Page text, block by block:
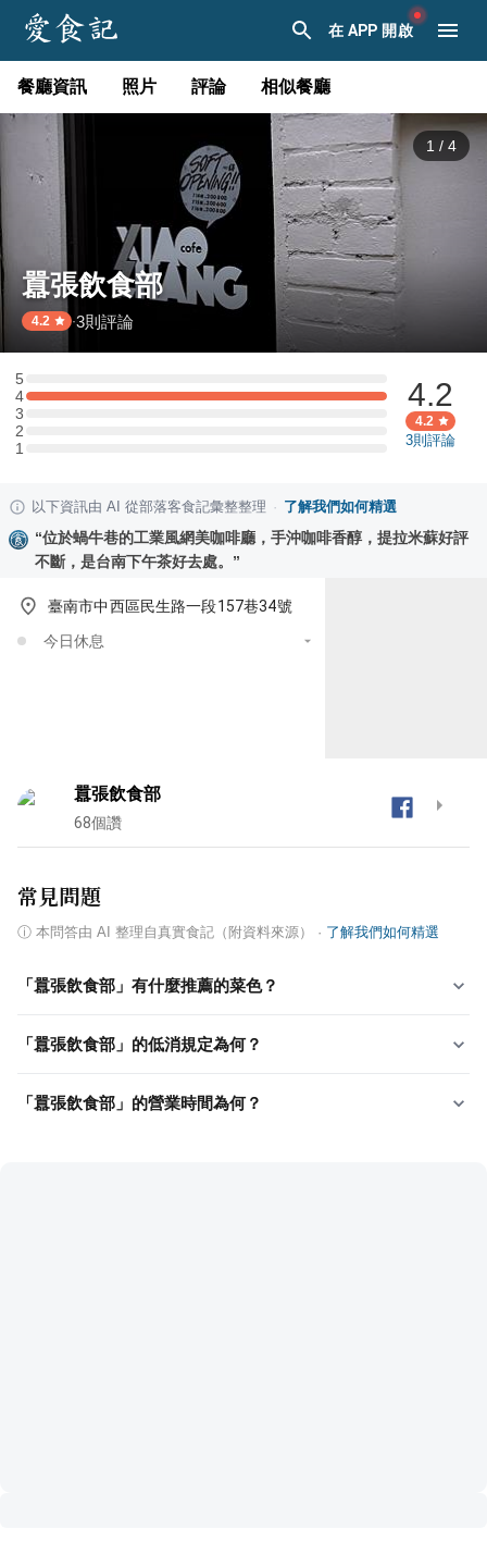
在 APP 開啟
餐廳資訊 照片 評論 相似餐廳
1 / 4
囂張飲食部
4.2 ·3則評論
5
5 星：0 則評論
4
4 星：3 則評論
3
3 星：0 則評論
2
2 星：0 則評論
11 星：0 則評論
4.2
4.2
3則評論
以下資訊由 AI 從部落客食記彙整整理 · 了解我們如何精選
“位於蝸牛巷的工業風網美咖啡廳，手沖咖啡香醇，提拉米蘇好評
不斷，是台南下午茶好去處。 ”
臺南市中西區民生路一段157巷34號
今日休息
囂張飲食部
68個讚
常見問題
ⓘ 本問答由 AI 整理自真實食記（附資料來源） · 了解我們如何精選
「囂張飲食部」有什麼推薦的菜色？
「囂張飲食部」的低消規定為何？
「囂張飲食部」的營業時間為何？